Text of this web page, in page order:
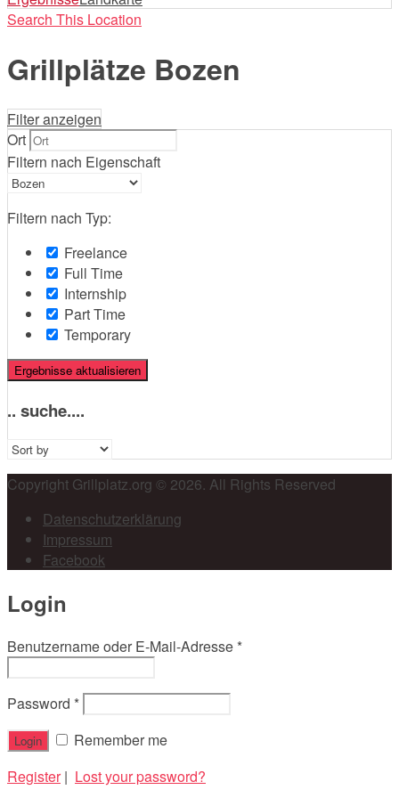
Search This Location
Grillplätze Bozen
Filter anzeigen
Ort
Filtern nach Eigenschaft
Filtern nach Typ:
Freelance
Full Time
Internship
Part Time
Temporary
Ergebnisse aktualisieren
.. suche....
Sort
Copyright Grillplatz.org © 2026. All Rights Reserved
Datenschutzerklärung
Impressum
Facebook
Login
Benutzername oder E-Mail-Adresse *
Password *
Remember me
Register| Lost your password?